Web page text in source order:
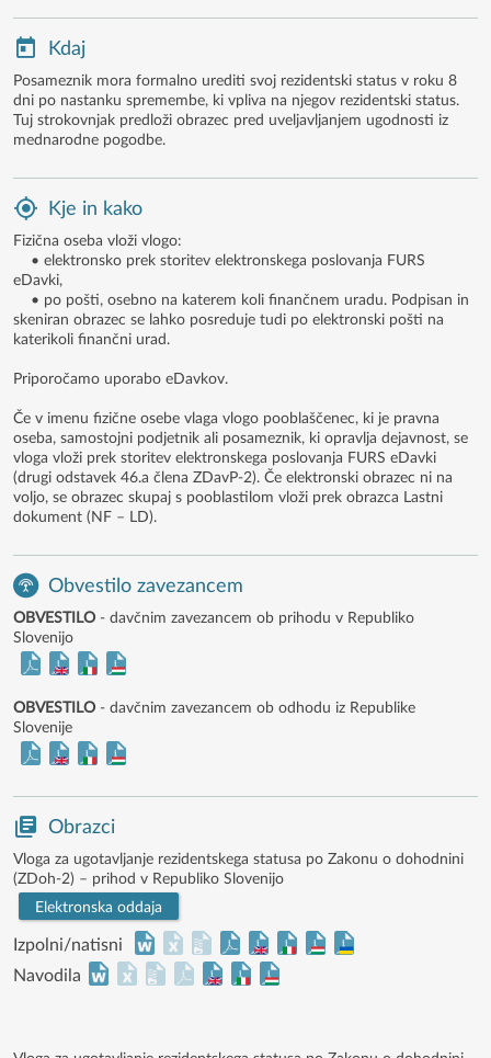
Kdaj
Posameznik mora formalno urediti svoj rezidentski status v roku 8
dni po nastanku spremembe, ki vpliva na njegov rezidentski status.
Tuj strokovnjak predloži obrazec pred uveljavljanjem ugodnosti iz
mednarodne pogodbe.
Kje in kako
Fizična oseba vloži vlogo:
• elektronsko prek storitev elektronskega poslovanja FURS
eDavki,
• po pošti, osebno na katerem koli finančnem uradu. Podpisan in
skeniran obrazec se lahko posreduje tudi po elektronski pošti na
katerikoli finančni urad.
Priporočamo uporabo eDavkov.
Če v imenu fizične osebe vlaga vlogo pooblaščenec, ki je pravna
oseba, samostojni podjetnik ali posameznik, ki opravlja dejavnost, se
vloga vloži prek storitev elektronskega poslovanja FURS eDavki
(drugi odstavek 46.a člena ZDavP-2). Če elektronski obrazec ni na
voljo, se obrazec skupaj s pooblastilom vloži prek obrazca Lastni
dokument (NF – LD).
Obvestilo zavezancem
OBVESTILO - davčnim zavezancem ob prihodu v Republiko
Slovenijo
OBVESTILO - davčnim zavezancem ob odhodu iz Republike
Slovenije
Obrazci
Vloga za ugotavljanje rezidentskega statusa po Zakonu o dohodnini
(ZDoh-2) – prihod v Republiko Slovenijo
Elektronska oddaja
Izpolni/natisni
Navodila